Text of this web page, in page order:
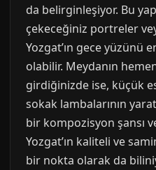
da belirginleşiyor. Bu
çekeceğiniz portreler
Yozgat’ın gece yüzünü
olabilir. Meydanın
girdiğinizde ise, küçük
sokak lambalarının
bir kompozisyon şansı
Yozgat’ın kaliteli ve
bir nokta olarak da